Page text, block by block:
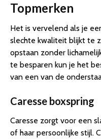
Topmerken
Het is vervelend als je
slechte kwaliteit blijkt te
opstaan zonder
te besparen kun je het
van een van de
Caresse boxspring
Caresse zorgt voor een
of haar persoonlijke stijl.